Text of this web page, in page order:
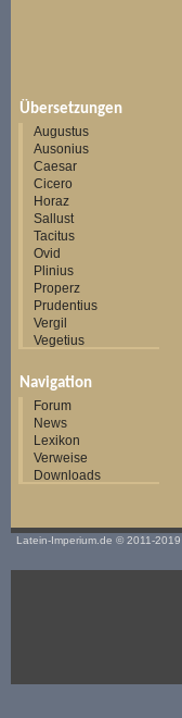
Übersetzungen
Augustus
Ausonius
Caesar
Cicero
Horaz
Sallust
Tacitus
Ovid
Plinius
Properz
Prudentius
Vergil
Vegetius
Navigation
Forum
News
Lexikon
Verweise
Downloads
Latein-Imperium.de © 2011-2019